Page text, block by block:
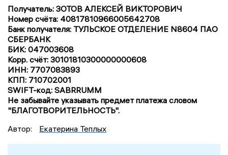
Получатель: ЗОТОВ АЛЕКСЕЙ ВИКТОРОВИЧ
Номер счёта: 40817810966005642708
Банк получателя: ТУЛЬСКОЕ ОТДЕЛЕНИЕ N8604 ПАО
СБЕРБАНК
БИК: 047003608
Корр. счёт: 30101810300000000608
ИНН: 7707083893
КПП: 710702001
SWIFT-код: SABRRUMM
Не забывайте указывать предмет платежа словом
"БЛАГОТВОРИТЕЛЬНОСТЬ".
Автор:
Екатерина Теплых